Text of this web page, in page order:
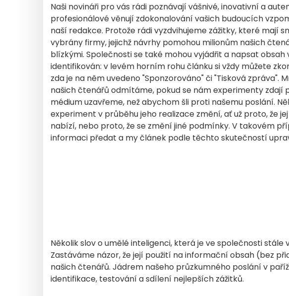
Naši novináři pro vás rádi poznávají vášnivé, inovativní a
profesionálové věnují zdokonalování vašich budoucích
naší redakce. Protože rádi vyzdvihujeme zážitky, které mají
vybrány firmy, jejichž návrhy pomohou milionům našich
blízkými. Společnosti se také mohou vyjádřit a napsat
identifikován: v levém horním rohu článku si vždy můžete
zda je na něm uvedeno "Sponzorováno" či "Tisková zpráva".
našich čtenářů odmítáme, pokud se nám experimenty zdají
médium uzavřeme, než abychom šli proti našemu poslání.
experiment v průběhu jeho realizace změní, ať už proto, že
nabízí, nebo proto, že se změní jiné podmínky. V takovém
informaci předat a my článek podle těchto skutečností
Několik slov o umělé inteligenci, která je ve společnosti stále
Zastáváme názor, že její použití na informační obsah (bez
našich čtenářů. Jádrem našeho průzkumného poslání v
identifikace, testování a sdílení nejlepších zážitků.